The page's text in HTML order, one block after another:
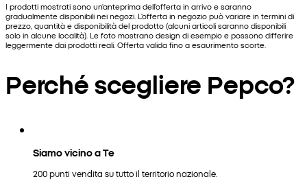
I prodotti mostrati sono un'anteprima dell'offerta in arrivo e saranno
gradualmente disponibili nei negozi. L'offerta in negozio può variare in termini di
prezzo, quantità e disponibilità del prodotto (alcuni articoli saranno disponibili
solo in alcune località). Le foto mostrano design di esempio e possono differire
leggermente dai prodotti reali. Offerta valida fino a esaurimento scorte.
Perché scegliere Pepco?
Siamo vicino a Te
200 punti vendita su tutto il territorio nazionale.